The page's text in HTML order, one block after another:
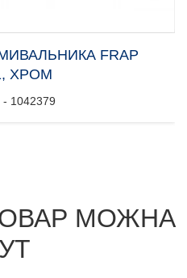
FRAP
ХРОМ
- 1042379
МОЖНА